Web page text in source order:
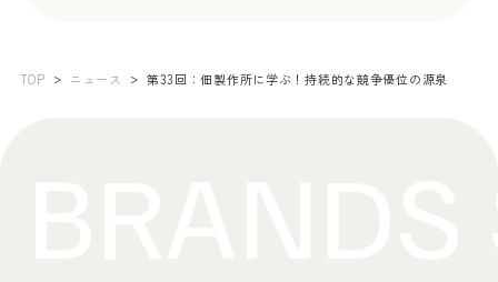
TOP ニュース 第33回：佃製作所に学ぶ！持続的な競争優位の源泉